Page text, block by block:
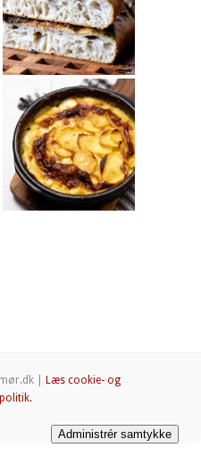
|
Læs cookie- og
Administrér samtykke